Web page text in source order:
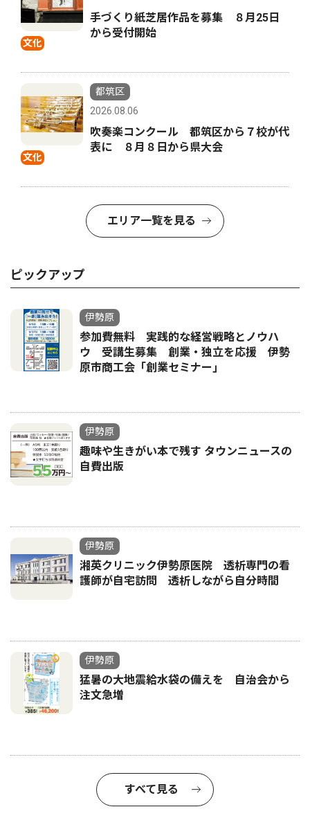
文化
手づくり紙芝居作品を募集 ８月25日
から受付開始
文化
都筑区
2026.08.06
吹奏楽コンクール 都筑区から７校が代
表に ８月８日から県大会
エリア一覧を見る
ピックアップ
伊勢原
参加費無料 実践的な経営戦略とノウハ
ウ 受講生募集 創業・独立を応援 伊勢
原市商工会「創業セミナー｣
伊勢原
趣味や生きがい本で残す タウンニュースの
自費出版
伊勢原
湘英クリニック伊勢原医院 透析専門の看
護師が自宅訪問 透析しながら自分時間
伊勢原
猛暑の大地震給水袋の備えを 自治会から
注文急増
すべて見る